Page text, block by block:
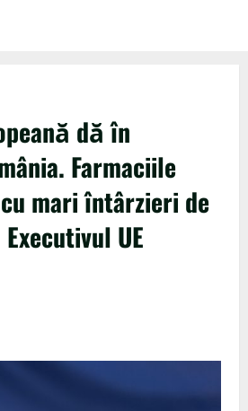
dă în
Farmaciile
mari întârzieri de
UE